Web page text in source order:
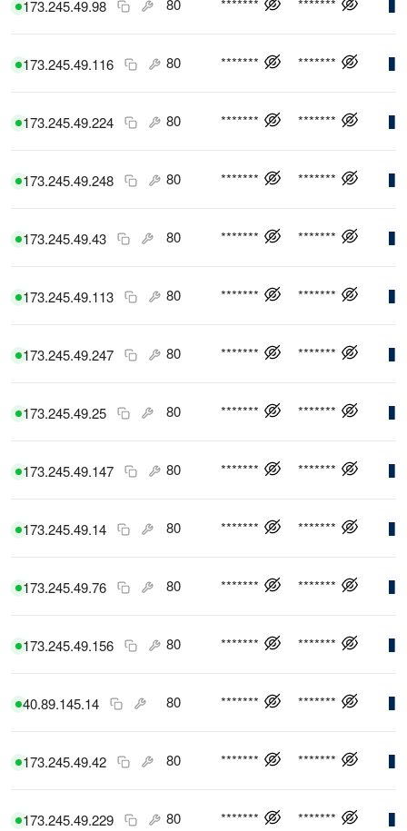
173.245.49.98 80 ******* *******
173.245.49.116 80 ******* *******
173.245.49.224 80 ******* *******
173.245.49.248 80 ******* *******
173.245.49.43 80 ******* *******
173.245.49.113 80 ******* *******
173.245.49.247 80 ******* *******
173.245.49.25 80 ******* *******
173.245.49.147 80 ******* *******
173.245.49.14 80 ******* *******
173.245.49.76 80 ******* *******
173.245.49.156 80 ******* *******
40.89.145.14 80 ******* *******
173.245.49.42 80 ******* *******
173.245.49.229 80 ******* *******